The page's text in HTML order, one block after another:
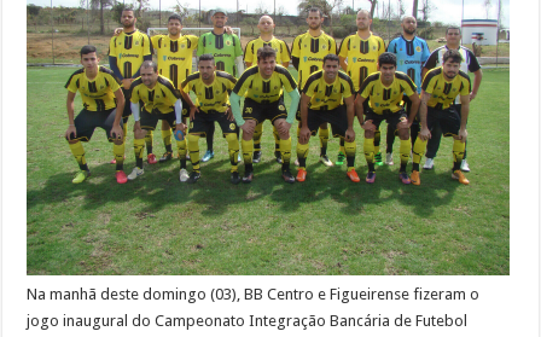
Na manhã deste domingo (03), BB Centro e Figueirense fizeram o
jogo inaugural do Campeonato Integração Bancária de Futebol